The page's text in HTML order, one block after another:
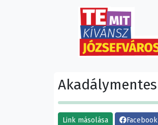
Link másolása